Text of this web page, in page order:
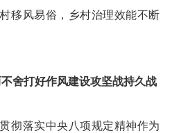
移风易俗，乡村治理效能不断
舍打好作风建设攻坚战持久战
落实中央八项规定精神作为